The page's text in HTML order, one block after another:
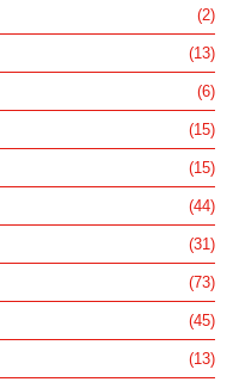
(2)
(13)
(6)
(15)
(15)
(44)
(31)
(73)
(45)
(13)